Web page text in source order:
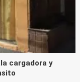
cargadora y